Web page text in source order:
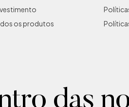
os produtos
das